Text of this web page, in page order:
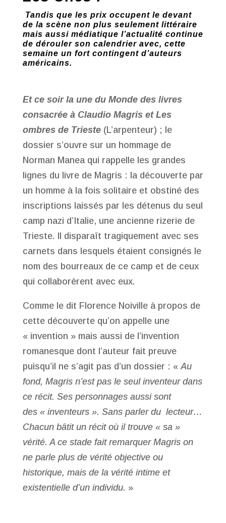
Tandis que les prix occupent le devant
de la scène non plus seulement littéraire
mais aussi médiatique l’actualité continue
de dérouler son calendrier avec, cette
semaine un fort contingent d’auteurs
américains.
Et ce soir la une du Monde des livres
consacrée à Claudio Magris et Les
ombres de Trieste(L’arpenteur) ; le
dossier s’ouvre sur un hommage de
Norman Manea qui rappelle les grandes
lignes du livre de Magris : la découverte par
un homme à la fois solitaire et obstiné des
inscriptions laissés par les détenus du seul
camp nazi d’Italie, une ancienne rizerie de
Trieste. Il disparaît tragiquement avec ses
carnets dans lesquels étaient consignés le
nom des bourreaux de ce camp et de ceux
qui collaborèrent avec eux.
Comme le dit Florence Noiville à propos de
cette découverte qu’on appelle une
« invention » mais aussi de l’invention
romanesque dont l’auteur fait preuve
puisqu’il ne s’agit pas d’un dossier : «Au
fond, Magris n’est pas le seul inventeur dans
ce récit. Ses personnages aussi sont
des « inventeurs ». Sans parler du lecteur…
Chacun bâtit un récit où il trouve « sa »
vérité. A ce stade fait remarquer Magris on
ne parle plus de vérité objective ou
historique, mais de la vérité intime et
existentielle d’un individu. »